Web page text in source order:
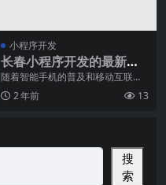
小程序开发
长春小程序开发的最新技
术趋势
随着智能手机的普及和移动互联网
的快速发展，小程序成为了一种颇
具前景的应用形式。作
2 年前 13
搜
索